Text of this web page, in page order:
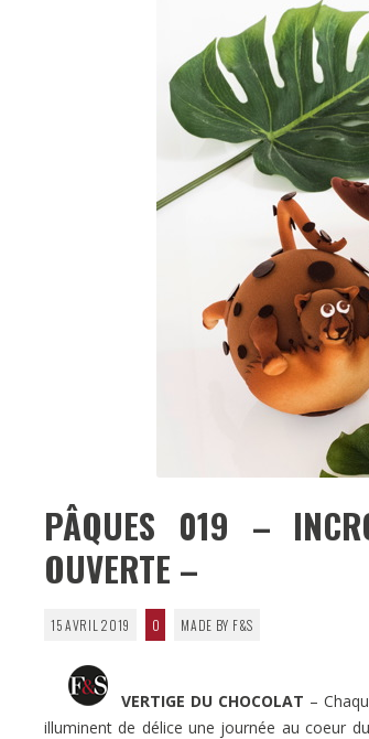
PÂQUES 019 –
OUVERTE –
15 AVRIL 2019 0 MADE BY F&S
VERTIGE DU CHOCOLAT –
illuminent de délice une journée au coeur